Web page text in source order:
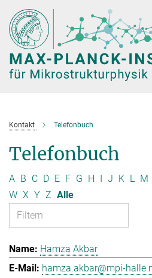
Hauptinhalt
Kontakt Telefonbuch
Telefonbuch
A B C D E F G H I J K L M
W X Y Z Alle
Hamza Akbar
hamza.akbar@mpi-